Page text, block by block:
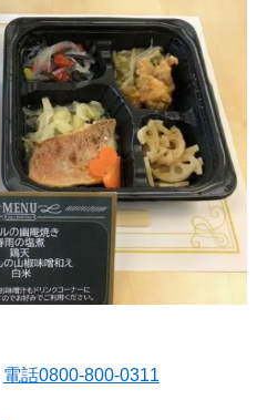
電話0800-800-0311